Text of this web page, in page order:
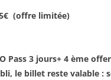
(offre limitée)
Pass 3 jours+ 4 ème
le billet reste valable :